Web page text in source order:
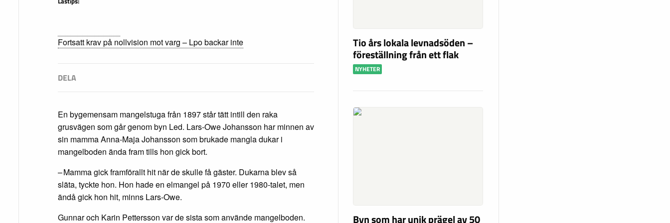
Fortsatt krav på nollvision mot varg – Lpo backar inte
En bygemensam mangelstuga från 1897 står tätt intill den raka
grusvägen som går genom byn Led. Lars-Owe Johansson har minnen av
sin mamma Anna-Maja Johansson som brukade mangla dukar i
mangelboden ända fram tills hon gick bort.
– Mamma gick framförallt hit när de skulle få gäster. Dukarna blev så
släta, tyckte hon. Hon hade en elmangel på 1970 eller 1980-talet, men
ändå gick hon hit, minns Lars-Owe.
Gunnar och Karin Pettersson var de sista som använde mangelboden.
Tio års lokala levnadsöden –
föreställning från ett flak
NYHETER
Byn som har unik prägel av 50